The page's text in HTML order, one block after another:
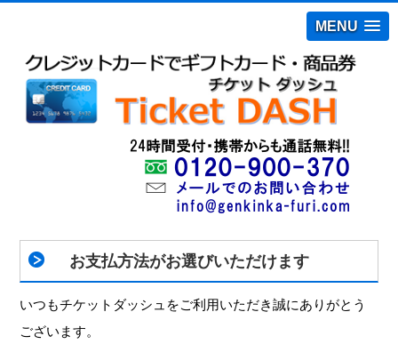
MENU
お支払方法がお選びいただけます
いつもチケットダッシュをご利用いただき誠にありがとう
ございます。